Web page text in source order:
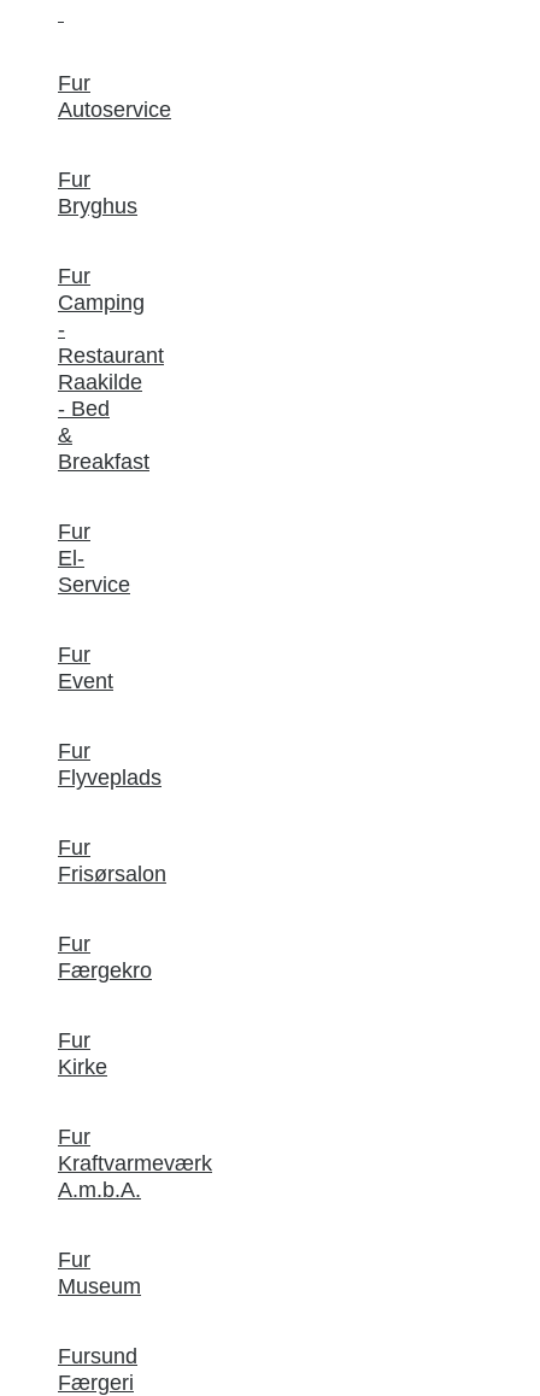
Fur
Autoservice
Fur
Bryghus
Fur
Camping
-
Restaurant
Raakilde
- Bed
&
Breakfast
Fur
El-
Service
Fur
Event
Fur
Flyveplads
Fur
Frisørsalon
Fur
Færgekro
Fur
Kirke
Fur
Kraftvarmeværk
A.m.b.A.
Fur
Museum
Fursund
Færgeri